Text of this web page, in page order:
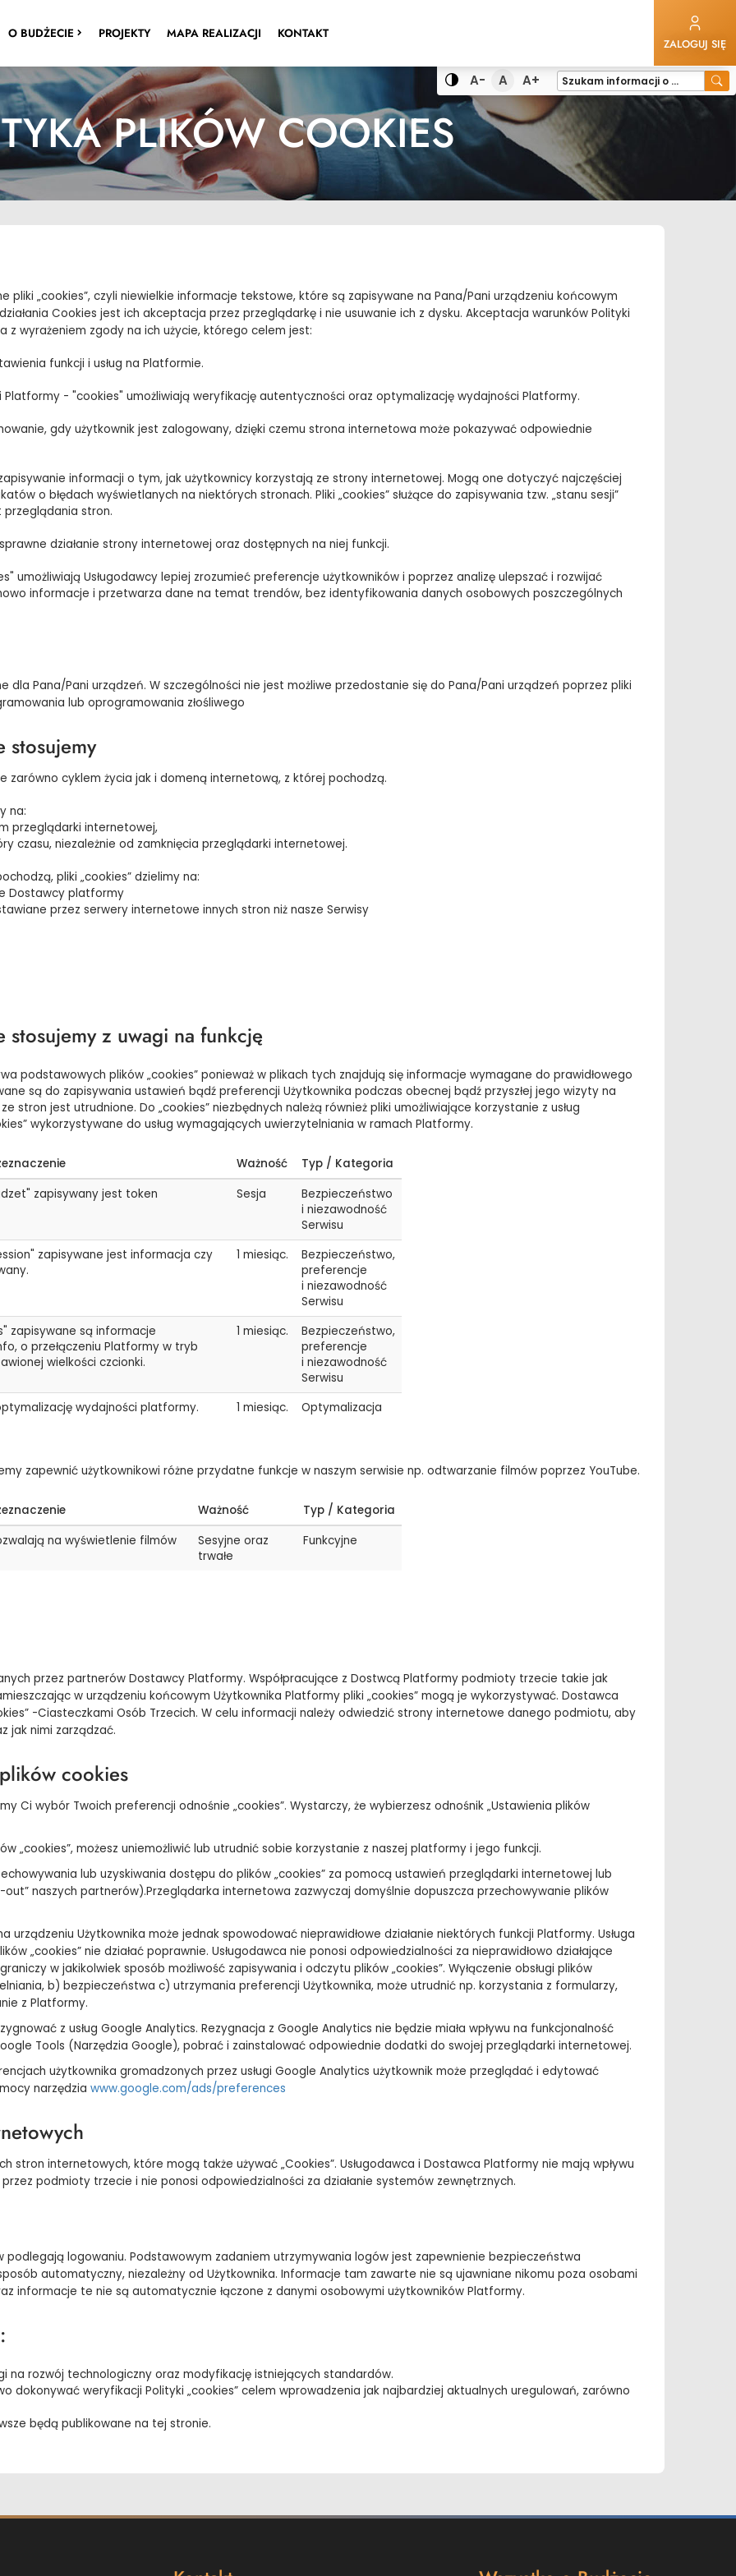
O BUDŻECIE PRZEGLĄDAJ
PROJEKTY MAPA REALIZACJI KONTAKT
ZALOGUJ SIĘ
Zmiana
kontrastu
A-
Mniejsza czcionka
ADomyślna czcionka
A+
Większa czcionka
Wyszukiwana
fraza
PLIKÓW COOKIES
pliki „cookies”, czyli niewielkie informacje tekstowe, które są zapisywane na Pana/Pani urządzeniu końcowym
Cookies jest ich akceptacja przez przeglądarkę i nie usuwanie ich z dysku. Akceptacja warunków Polityki
z wyrażeniem zgody na ich użycie, którego celem jest:
funkcji i usług na Platformie.
- "cookies" umożliwiają weryfikację autentyczności oraz optymalizację wydajności Platformy.
gdy użytkownik jest zalogowany, dzięki czemu strona internetowa może pokazywać odpowiednie
informacji o tym, jak użytkownicy korzystają ze strony internetowej. Mogą one dotyczyć najczęściej
o błędach wyświetlanych na niektórych stronach. Pliki „cookies” służące do zapisywania tzw. „stanu sesji”
przeglądania stron.
działanie strony internetowej oraz dostępnych na niej funkcji.
umożliwiają Usługodawcy lepiej zrozumieć preferencje użytkowników i poprzez analizę ulepszać i rozwijać
informacje i przetwarza dane na temat trendów, bez identyfikowania danych osobowych poszczególnych
dla Pana/Pani urządzeń. W szczególności nie jest możliwe przedostanie się do Pana/Pani urządzeń poprzez pliki
lub oprogramowania złośliwego
stosujemy
zarówno cyklem życia jak i domeną internetową, z której pochodzą.
na:
przeglądarki internetowej,
czasu, niezależnie od zamknięcia przeglądarki internetowej.
pliki „cookies” dzielimy na:
Dostawcy platformy
przez serwery internetowe innych stron niż nasze Serwisy
z uwagi na funkcję
podstawowych plików „cookies” ponieważ w plikach tych znajdują się informacje wymagane do prawidłowego
są do zapisywania ustawień bądź preferencji Użytkownika podczas obecnej bądź przyszłej jego wizyty na
stron jest utrudnione. Do „cookies” niezbędnych należą również pliki umożliwiające korzystanie z usług
wykorzystywane do usług wymagających uwierzytelniania w ramach Platformy.
Ważność
Typ / Kategoria
zapisywany jest token
Sesja
Bezpieczeństwo
i niezawodność
Serwisu
zapisywane jest informacja czy
1 miesiąc.
Bezpieczeństwo,
preferencje
i niezawodność
Serwisu
zapisywane są informacje
o przełączeniu Platformy w tryb
wielkości czcionki.
1 miesiąc.
Bezpieczeństwo,
preferencje
i niezawodność
Serwisu
wydajności platformy.
1 miesiąc. Optymalizacja
zapewnić użytkownikowi różne przydatne funkcje w naszym serwisie np. odtwarzanie filmów poprzez YouTube.
Ważność
Typ / Kategoria
na wyświetlenie filmów
Sesyjne oraz
trwałe
Funkcyjne
przez partnerów Dostawcy Platformy. Współpracujące z Dostwcą Platformy podmioty trzecie takie jak
w urządzeniu końcowym Użytkownika Platformy pliki „cookies” mogą je wykorzystywać. Dostawca
-Ciasteczkami Osób Trzecich. W celu informacji należy odwiedzić strony internetowe danego podmiotu, aby
jak nimi zarządzać.
cookies
Ci wybór Twoich preferencji odnośnie „cookies”. Wystarczy, że wybierzesz odnośnik „Ustawienia plików
„cookies”, możesz uniemożliwić lub utrudnić sobie korzystanie z naszej platformy i jego funkcji.
lub uzyskiwania dostępu do plików „cookies” za pomocą ustawień przeglądarki internetowej lub
out” naszych partnerów).Przeglądarka internetowa zazwyczaj domyślnie dopuszcza przechowywanie plików
urządzeniu Użytkownika może jednak spowodować nieprawidłowe działanie niektórych funkcji Platformy. Usługa
„cookies” nie działać poprawnie. Usługodawca nie ponosi odpowiedzialności za nieprawidłowo działające
w jakikolwiek sposób możliwość zapisywania i odczytu plików „cookies”. Wyłączenie obsługi plików
b) bezpieczeństwa c) utrzymania preferencji Użytkownika, może utrudnić np. korzystania z formularzy,
z Platformy.
z usług Google Analytics. Rezygnacja z Google Analytics nie będzie miała wpływu na funkcjonalność
Tools (Narzędzia Google), pobrać i zainstalować odpowiednie dodatki do swojej przeglądarki internetowej.
użytkownika gromadzonych przez usługi Google Analytics użytkownik może przeglądać i edytować
narzędzia www.google.com/ads/preferences
stron internetowych, które mogą także używać „Cookies”. Usługodawca i Dostawca Platformy nie mają wpływu
podmioty trzecie i nie ponosi odpowiedzialności za działanie systemów zewnętrznych.
podlegają logowaniu. Podstawowym zadaniem utrzymywania logów jest zapewnienie bezpieczeństwa
automatyczny, niezależny od Użytkownika. Informacje tam zawarte nie są ujawniane nikomu poza osobami
informacje te nie są automatycznie łączone z danymi osobowymi użytkowników Platformy.
na rozwój technologiczny oraz modyfikację istniejących standardów.
dokonywać weryfikacji Polityki „cookies” celem wprowadzenia jak najbardziej aktualnych uregulowań, zarówno
będą publikowane na tej stronie.